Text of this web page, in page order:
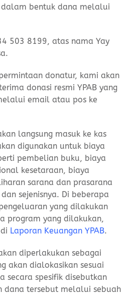
bentuk dana melalui
503 8199, atas nama Yay
donatur, kami akan
donasi resmi YPAB yang
email atau pos ke
langsung masuk ke kas
digunakan untuk biaya
pembelian buku, biaya
kesetaraan, biaya
sarana dan prasarana
sejenisnya. Di beberapa
yang dilakukan
program yang dilakukan,
Laporan Keuangan YPAB.
diperlakukan sebagai
akan dialokasikan sesuai
secara spesifik disebutkan
dana tersebut melalui sebuah